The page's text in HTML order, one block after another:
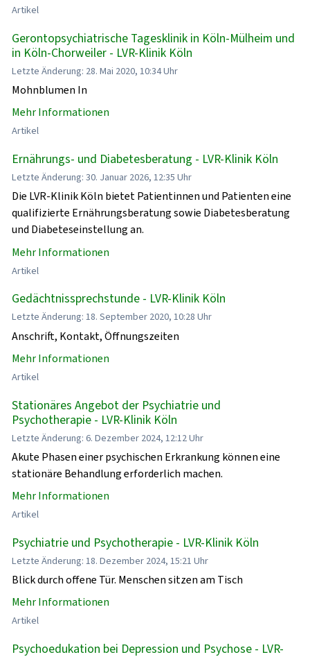
Artikel
Gerontopsychiatrische Tagesklinik in Köln-Mülheim und
in Köln-Chorweiler - LVR-Klinik Köln
Letzte Änderung: 28. Mai 2020, 10:34 Uhr
Mohnblumen In
Mehr Informationen
Artikel
Ernährungs- und Diabetesberatung - LVR-Klinik Köln
Letzte Änderung: 30. Januar 2026, 12:35 Uhr
Die LVR-Klinik Köln bietet Patientinnen und Patienten eine
qualifizierte Ernährungsberatung sowie Diabetesberatung
und Diabeteseinstellung an.
Mehr Informationen
Artikel
Gedächtnissprechstunde - LVR-Klinik Köln
Letzte Änderung: 18. September 2020, 10:28 Uhr
Anschrift, Kontakt, Öffnungszeiten
Mehr Informationen
Artikel
Stationäres Angebot der Psychiatrie und
Psychotherapie - LVR-Klinik Köln
Letzte Änderung: 6. Dezember 2024, 12:12 Uhr
Akute Phasen einer psychischen Erkrankung können eine
stationäre Behandlung erforderlich machen.
Mehr Informationen
Artikel
Psychiatrie und Psychotherapie - LVR-Klinik Köln
Letzte Änderung: 18. Dezember 2024, 15:21 Uhr
Blick durch offene Tür. Menschen sitzen am Tisch
Mehr Informationen
Artikel
Psychoedukation bei Depression und Psychose - LVR-